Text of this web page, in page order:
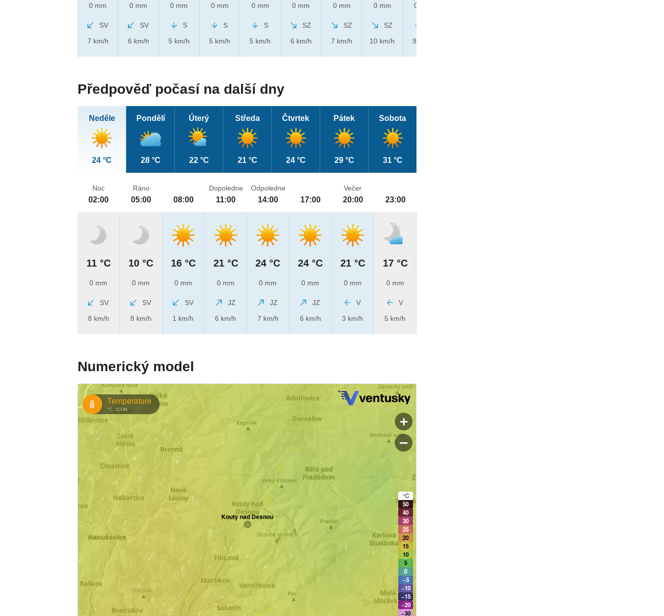
0 mm
SV
7 km/h
0 mm
SV
6 km/h
0 mm
S
5 km/h
0 mm
S
5 km/h
0 mm
S
5 km/h
0 mm
SZ
6 km/h
0 mm
SZ
7 km/h
0 mm
SZ
10 km/h
0 mm
9 km/h
Předpověď počasí na další dny
Neděle
24 °C
Pondělí
28 °C
Úterý
22 °C
Středa
21 °C
Čtvrtek
24 °C
Pátek
29 °C
Sobota
31 °C
Noc
02:00
11 °C
0 mm
SV
8 km/h
Ráno
05:00
10 °C
0 mm
SV
8 km/h
08:00
16 °C
0 mm
SV
1 km/h
Dopoledne
11:00
21 °C
0 mm
JZ
6 km/h
Odpoledne
14:00
24 °C
0 mm
JZ
7 km/h
17:00
24 °C
0 mm
JZ
6 km/h
Večer
20:00
21 °C
0 mm
V
3 km/h
23:00
17 °C
0 mm
V
5 km/h
Numerický model